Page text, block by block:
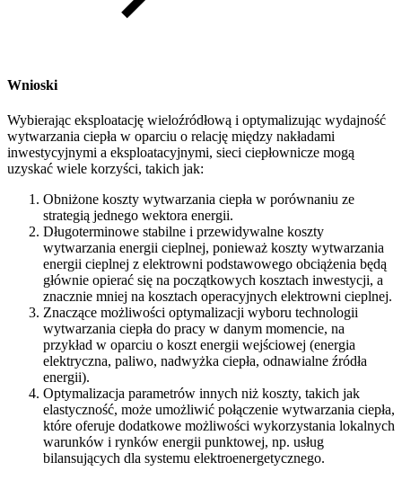
Wnioski
Wybierając eksploatację wieloźródłową i optymalizując wydajność
wytwarzania ciepła w oparciu o relację między nakładami
inwestycyjnymi a eksploatacyjnymi, sieci ciepłownicze mogą
uzyskać wiele korzyści, takich jak:
Obniżone koszty wytwarzania ciepła w porównaniu ze
strategią jednego wektora energii.
Długoterminowe stabilne i przewidywalne koszty
wytwarzania energii cieplnej, ponieważ koszty wytwarzania
energii cieplnej z elektrowni podstawowego obciążenia będą
głównie opierać się na początkowych kosztach inwestycji, a
znacznie mniej na kosztach operacyjnych elektrowni cieplnej.
Znaczące możliwości optymalizacji wyboru technologii
wytwarzania ciepła do pracy w danym momencie, na
przykład w oparciu o koszt energii wejściowej (energia
elektryczna, paliwo, nadwyżka ciepła, odnawialne źródła
energii).
Optymalizacja parametrów innych niż koszty, takich jak
elastyczność, może umożliwić połączenie wytwarzania ciepła,
które oferuje dodatkowe możliwości wykorzystania lokalnych
warunków i rynków energii punktowej, np. usług
bilansujących dla systemu elektroenergetycznego.